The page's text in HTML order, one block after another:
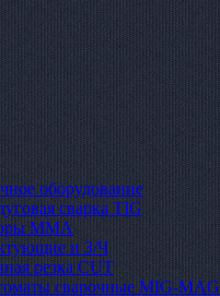
оборудование
сварка TIG
ММА
и З/Ч
резка CUT
сварочные MIG-MAG